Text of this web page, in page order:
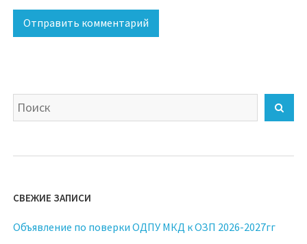
Найти:
СВЕЖИЕ ЗАПИСИ
Объявление по поверки ОДПУ МКД к ОЗП 2026-2027гг